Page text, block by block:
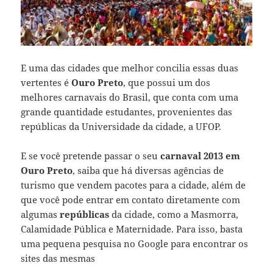
E uma das cidades que melhor concilia essas duas
vertentes éOuro Preto, que possui um dos
melhores carnavais do Brasil, que conta com uma
grande quantidade estudantes, provenientes das
repúblicas da Universidade da cidade, a UFOP.
E se você pretende passar o seucarnaval 2013 em
Ouro Preto, saiba que há diversas agências de
turismo que vendem pacotes para a cidade, além de
que você pode entrar em contato diretamente com
algumasrepúblicas da cidade, como a Masmorra,
Calamidade Pública e Maternidade. Para isso, basta
uma pequena pesquisa no Google para encontrar os
sites das mesmas